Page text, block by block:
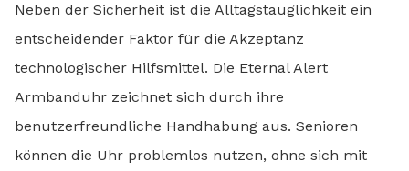
Neben der Sicherheit ist die Alltagstauglichkeit ein
entscheidender Faktor für die Akzeptanz
technologischer Hilfsmittel. Die Eternal Alert
Armbanduhr zeichnet sich durch ihre
benutzerfreundliche Handhabung aus. Senioren
können die Uhr problemlos nutzen, ohne sich mit